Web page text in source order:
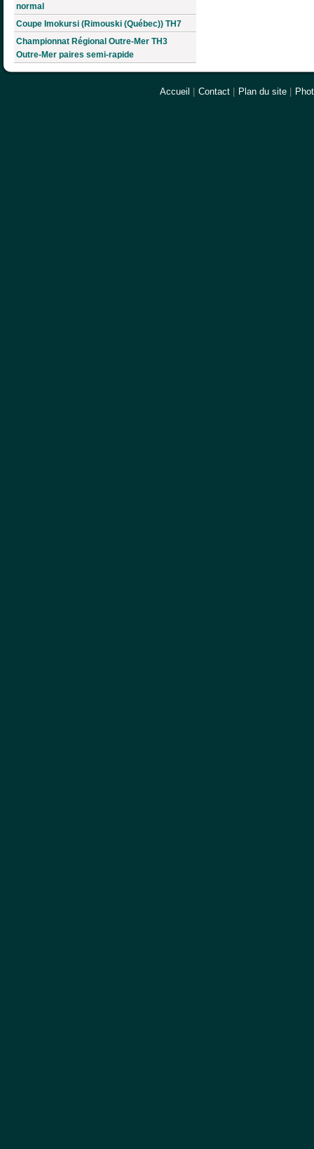
normal
Coupe Imokursi (Rimouski (Québec)) TH7
Championnat Régional Outre-Mer TH3
Outre-Mer paires semi-rapide
Accueil | Contact | Plan du site |